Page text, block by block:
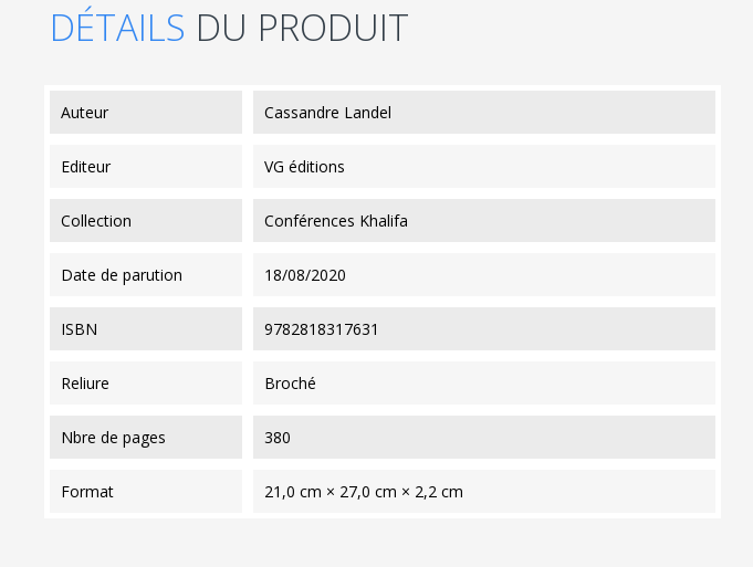
DÉTAILS DU PRODUIT
auteur Cassandre Landel
editeur VG éditions
collection Conférences Khalifa
date de parution 18/08/2020
ISBN 9782818317631
reliure Broché
nbre de pages 380
format 21,0 cm × 27,0 cm × 2,2 cm